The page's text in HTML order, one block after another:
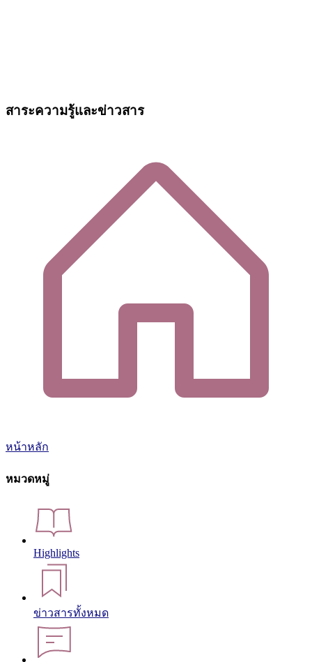
สาระความรู้และข่าวสาร
หน้าหลัก
หมวดหมู่
Highlights
ข่าวสารทั้งหมด